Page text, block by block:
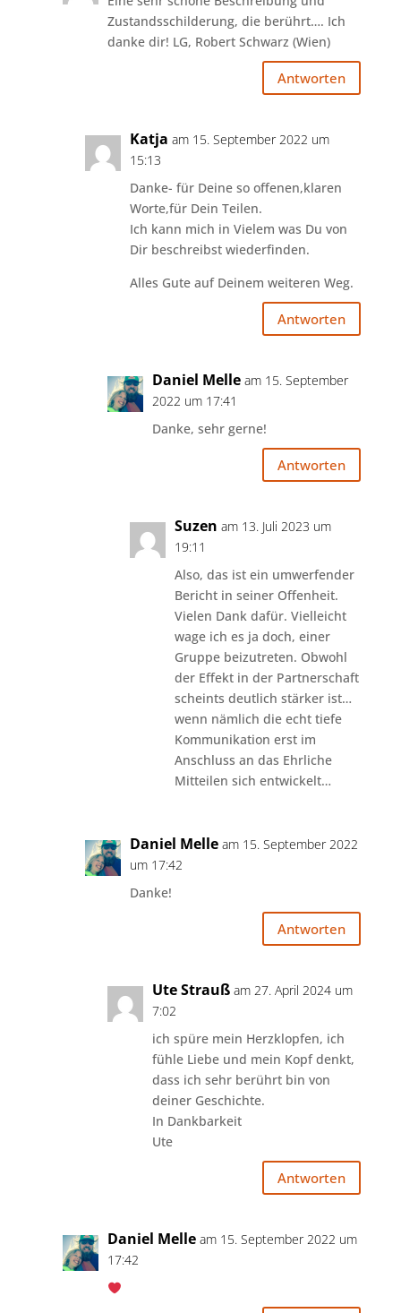
Zustandsschilderung, die berührt…. Ich
danke dir! LG, Robert Schwarz (Wien)
Antworten
Katja am 15. September 2022 um
15:13
Danke- für Deine so offenen,klaren
Worte,für Dein Teilen.
Ich kann mich in Vielem was Du von
Dir beschreibst wiederfinden.
Alles Gute auf Deinem weiteren Weg.
Antworten
Daniel Melle am 15. September
2022 um 17:41
Danke, sehr gerne!
Antworten
Suzen am 13. Juli 2023 um
19:11
Also, das ist ein umwerfender
Bericht in seiner Offenheit.
Vielen Dank dafür. Vielleicht
wage ich es ja doch, einer
Gruppe beizutreten. Obwohl
der Effekt in der Partnerschaft
scheints deutlich stärker ist…
wenn nämlich die echt tiefe
Kommunikation erst im
Anschluss an das Ehrliche
Mitteilen sich entwickelt…
Daniel Melle am 15. September 2022
um 17:42
Danke!
Antworten
Ute Strauß am 27. April 2024 um
7:02
ich spüre mein Herzklopfen, ich
fühle Liebe und mein Kopf denkt,
dass ich sehr berührt bin von
deiner Geschichte.
In Dankbarkeit
Ute
Antworten
Daniel Melle am 15. September 2022 um
17:42